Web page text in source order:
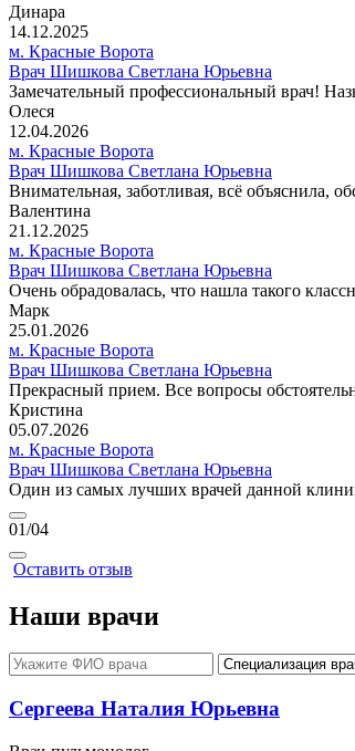
Динара
14.12.2025
м. Красные Ворота
Врач Шишкова Светлана Юрьевна
Замечательный профессиональный врач!
Олеся
12.04.2026
м. Красные Ворота
Врач Шишкова Светлана Юрьевна
Внимательная, заботливая, всё объяснила,
Валентина
21.12.2025
м. Красные Ворота
Врач Шишкова Светлана Юрьевна
Очень обрадовалась, что нашла такого
Марк
25.01.2026
м. Красные Ворота
Врач Шишкова Светлана Юрьевна
Прекрасный прием. Все вопросы
Кристина
05.07.2026
м. Красные Ворота
Врач Шишкова Светлана Юрьевна
Один из самых лучших врачей данной
01/04
Оставить отзыв
Наши врачи
Сергеева Наталия Юрьевна